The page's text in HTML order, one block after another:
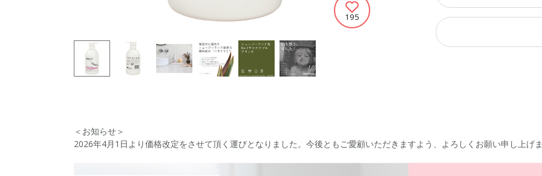
195
＜お知らせ＞
2026年4月1日より価格改定をさせて頂く運びとなりました。今後ともご愛顧いただきますよう、よろしくお願い申し上げ